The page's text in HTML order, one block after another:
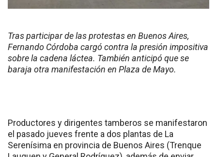
Tras participar de las protestas en Buenos Aires,
Fernando Córdoba cargó contra la presión impositiva
sobre la cadena láctea. También anticipó que se
baraja otra manifestación en Plaza de Mayo.
Productores y dirigentes tamberos se manifestaron
el pasado jueves frente a dos plantas de La
Serenísima en provincia de Buenos Aires (Trenque